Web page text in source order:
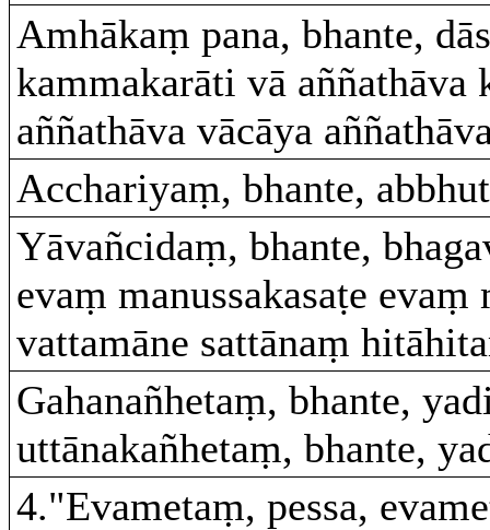
Amhākaṃ pana, bhante,
kammakarāti vā aññathāva
aññathāva vācāya
Acchariyaṃ, bhante,
Yāvañcidaṃ, bhante,
evaṃ manussakasaṭe evaṃ
vattamāne sattānaṃ
Gahanañhetaṃ, bhante,
uttānakañhetaṃ, bhante,
4."Evametaṃ, pessa,